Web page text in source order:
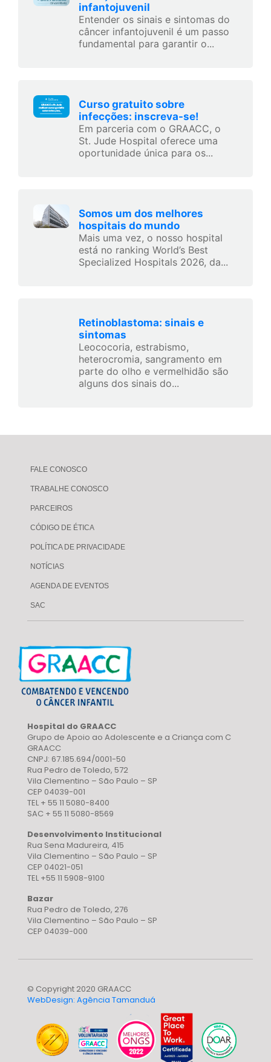
infantojuvenil
Entender os sinais e sintomas do
câncer infantojuvenil é um passo
fundamental para garantir o...
Curso gratuito sobre
infecções: inscreva-se!
Em parceria com o GRAACC, o
St. Jude Hospital oferece uma
oportunidade única para os...
Somos um dos melhores
hospitais do mundo
Mais uma vez, o nosso hospital
está no ranking World’s Best
Specialized Hospitals 2026, da...
Retinoblastoma: sinais e
sintomas
Leococoria, estrabismo,
heterocromia, sangramento em
parte do olho e vermelhidão são
alguns dos sinais do...
FALE CONOSCO
TRABALHE CONOSCO
PARCEIROS
CÓDIGO DE ÉTICA
POLÍTICA DE PRIVACIDADE
NOTÍCIAS
AGENDA DE EVENTOS
SAC
Hospital do GRAACC
Grupo de Apoio ao Adolescente e a Criança com C
GRAACC
CNPJ: 67.185.694/0001-50
Rua Pedro de Toledo, 572
Vila Clementino – São Paulo – SP
CEP 04039-001
TEL + 55 11 5080-8400
SAC + 55 11 5080-8569
Desenvolvimento Institucional
Rua Sena Madureira, 415
Vila Clementino – São Paulo – SP
CEP 04021-051
TEL +55 11 5908-9100
Bazar
Rua Pedro de Toledo, 276
Vila Clementino – São Paulo – SP
CEP 04039-000
© Copyright 2020 GRAACC
WebDesign: Agência Tamanduá